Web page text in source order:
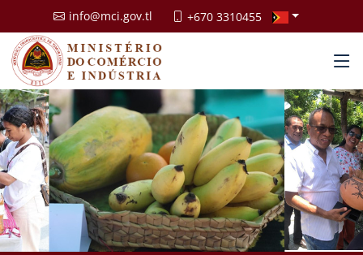
info@mci.gov.tl +670 3310455